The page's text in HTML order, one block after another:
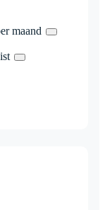
maand